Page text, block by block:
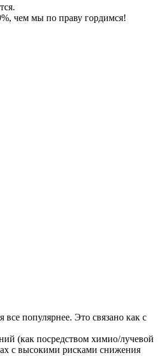
чем мы по праву гордимся!
популярнее. Это связано как с
(как посредством химио/лучевой
с высокими рисками снижения